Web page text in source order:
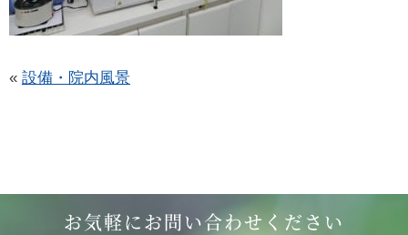
« 設備・院内風景
お気軽にお問い合わせください